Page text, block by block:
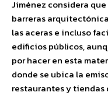
Jiménez considera
barreras
las aceras e incluso
edificios públicos,
por hacer en esta
donde se ubica la
restaurantes y tiendas